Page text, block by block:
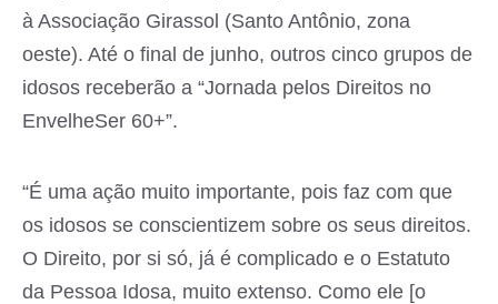
à Associação Girassol (Santo Antônio, zona
oeste). Até o final de junho, outros cinco grupos de
idosos receberão a “Jornada pelos Direitos no
EnvelheSer 60+”.
“É uma ação muito importante, pois faz com que
os idosos se conscientizem sobre os seus direitos.
O Direito, por si só, já é complicado e o Estatuto
da Pessoa Idosa, muito extenso. Como ele [o